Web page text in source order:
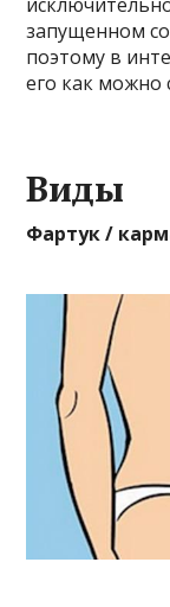
запущенном
поэтому в
его как можно
Виды
Фартук /